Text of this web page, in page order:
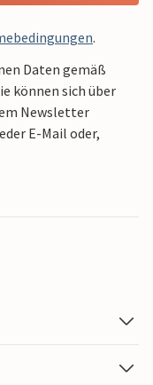
.
Daten gemäß
können sich über
Newsletter
E-Mail oder,